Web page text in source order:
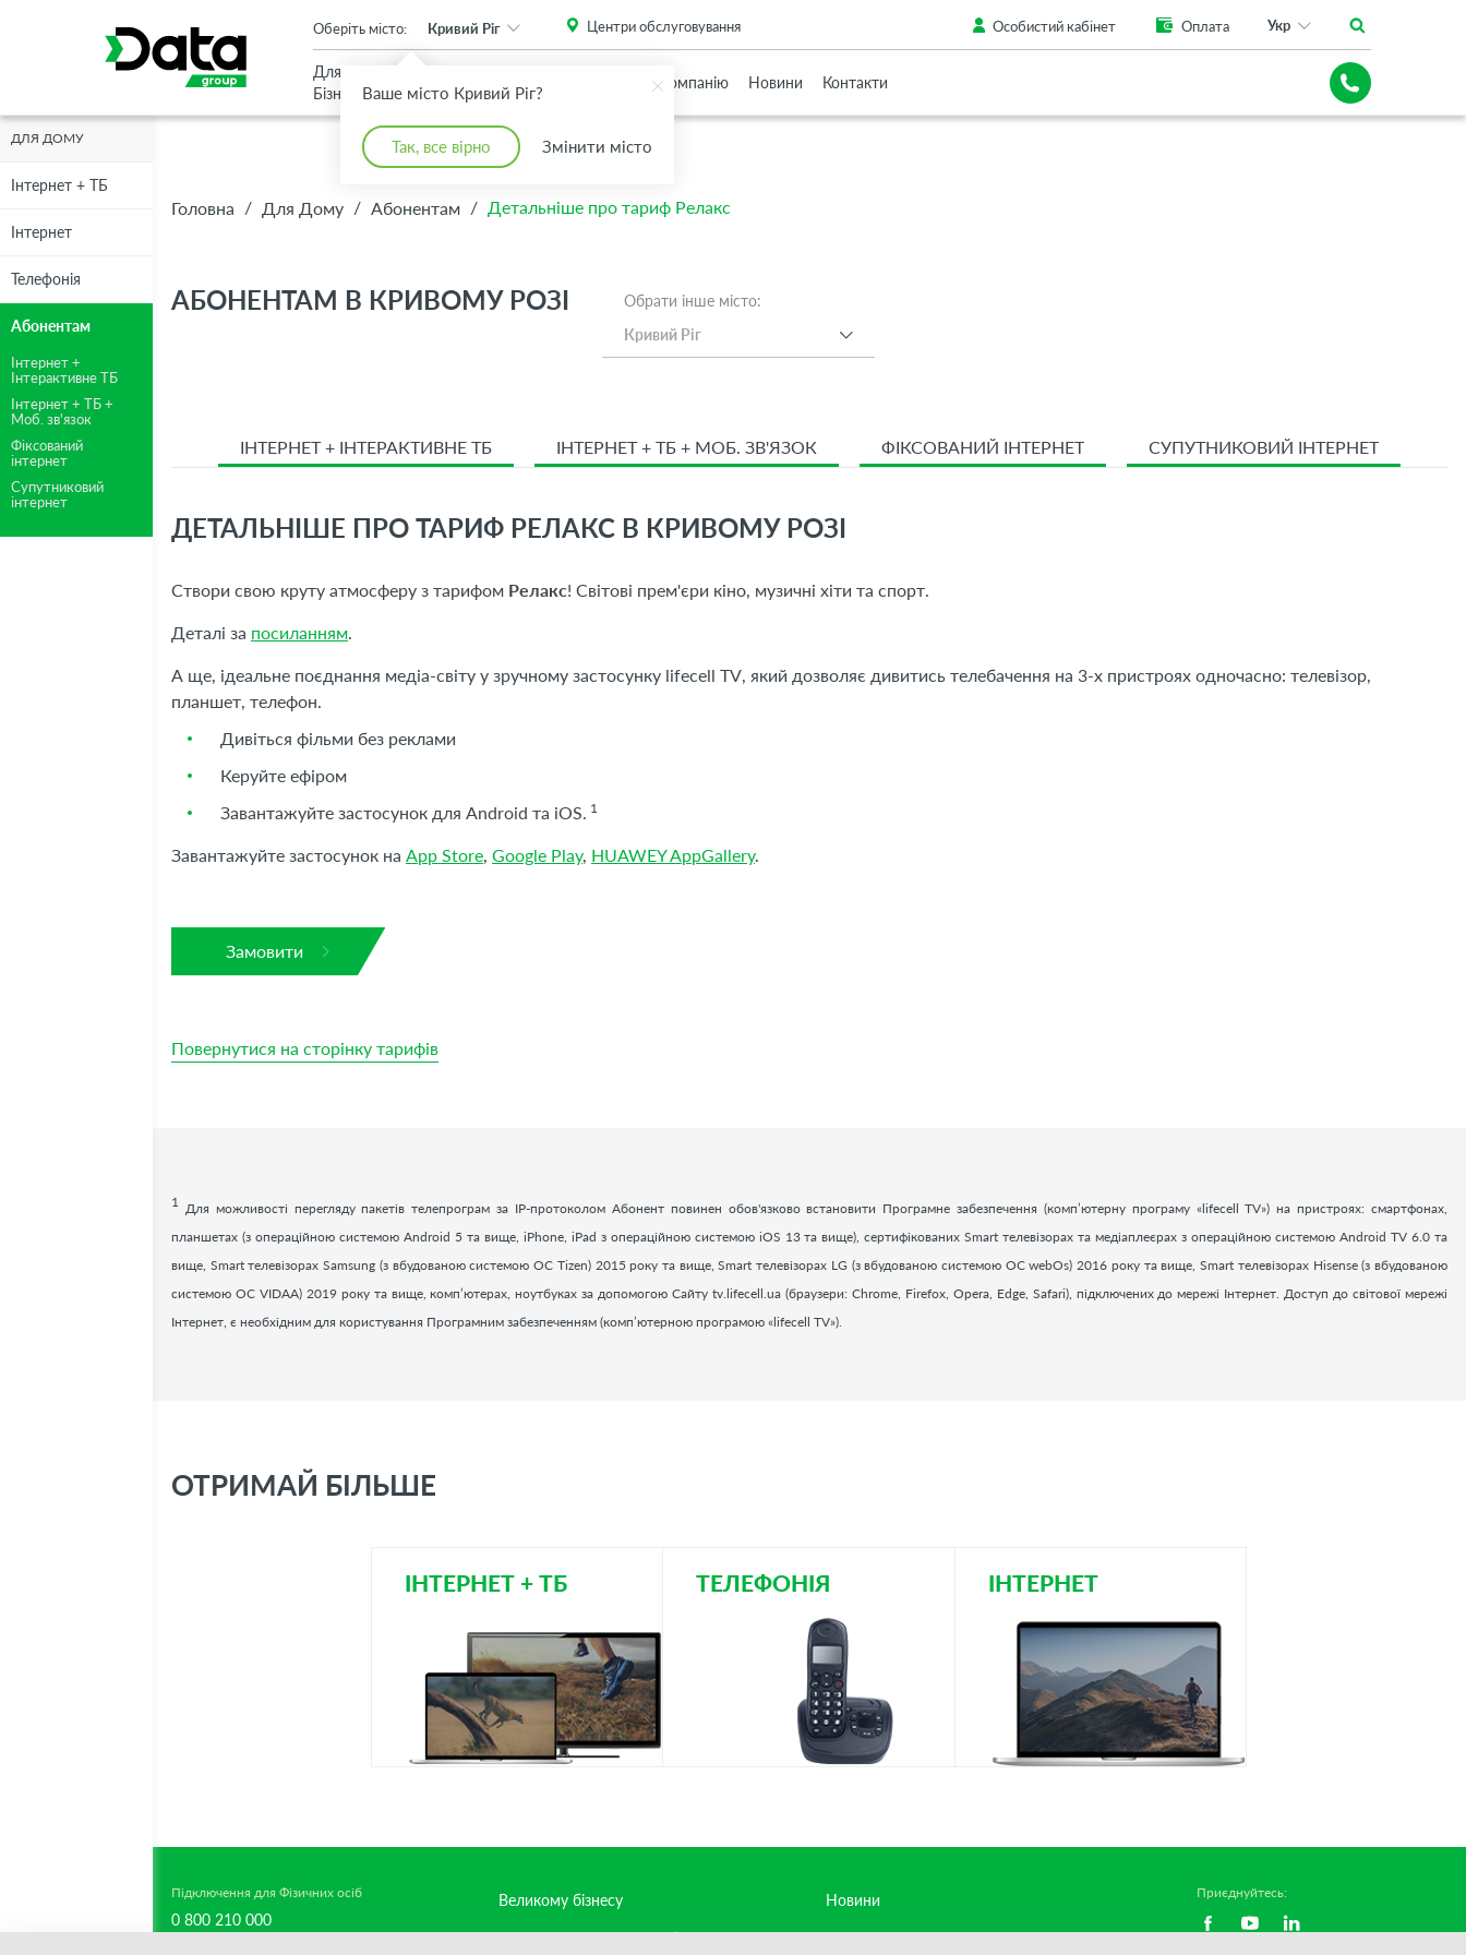
Ваше місто Кривий Ріг?
Так, все вірно Змінити місто
Оберіть місто: Кривий Ріг Центри обслуговування Особистий кабінет Оплата Укр
Для
Бізнесу
Дому
Про Компанію Новини Контакти
ДЛЯ ДОМУ
Інтернет + ТБ
Інтернет
Телефонія
Абонентам
Інтернет +
Інтерактивне ТБ
Інтернет + ТБ +
Моб. зв'язок
Фіксований
інтернет
Супутниковий
інтернет
Головна / Для Дому / Абонентам / Детальніше про тариф Релакс
АБОНЕНТАМ В КРИВОМУ РОЗІ
Обрати інше місто:
Кривий Ріг
ІНТЕРНЕТ + ІНТЕРАКТИВНЕ ТБ ІНТЕРНЕТ + ТБ + МОБ. ЗВ'ЯЗОК ФІКСОВАНИЙ ІНТЕРНЕТ СУПУТНИКОВИЙ ІНТЕРНЕТ
ДЕТАЛЬНІШЕ ПРО ТАРИФ РЕЛАКС В КРИВОМУ РОЗІ
Створи свою круту атмосферу з тарифом Релакс! Світові прем'єри кіно, музичні хіти та спорт.
Деталі за посиланням.
А ще, ідеальне поєднання медіа-світу у зручному застосунку lifecell TV, який дозволяє дивитись телебачення на 3-х пристроях одночасно: телевізор,
планшет, телефон.
Дивіться фільми без реклами
Керуйте ефіром
Завантажуйте застосунок для Android та iOS. 1
Завантажуйте застосунок на App Store, Google Play, HUAWEY AppGallery.
Замовити
Повернутися на сторінку тарифів
1 Для можливості перегляду пакетів телепрограм за ІР-протоколом Абонент повинен обов'язково встановити Програмне забезпечення (комп’ютерну програму «lifecell TV») на пристроях: смартфонах,
планшетах (з операційною системою Android 5 та вище, iPhone, iPad з операційною системою iOS 13 та вище), сертифікованих Smart телевізорах та медіаплеєрах з операційною системою Android TV 6.0 та
вище, Smart телевізорах Samsung (з вбудованою системою ОС Tizen) 2015 року та вище, Smart телевізорах LG (з вбудованою системою ОС webOs) 2016 року та вище, Smart телевізорах Hisense (з вбудованою
системою ОС VIDAA) 2019 року та вище, комп’ютерах, ноутбуках за допомогою Сайту tv.lifecell.ua (браузери: Chrome, Firefox, Opera, Edge, Safari), підключених до мережі Інтернет. Доступ до світової мережі
Інтернет, є необхідним для користування Програмним забезпеченням (комп’ютерною програмою «lifecell TV»).
ОТРИМАЙ БІЛЬШЕ
ІНТЕРНЕТ + ТБ ТЕЛЕФОНІЯ ІНТЕРНЕТ
Підключення для Фізичних осіб
0 800 210 000
Великому бізнесу Новини Приєднуйтесь:
An important update (Chrome 143) is available for your browser. Please install this critical browser update